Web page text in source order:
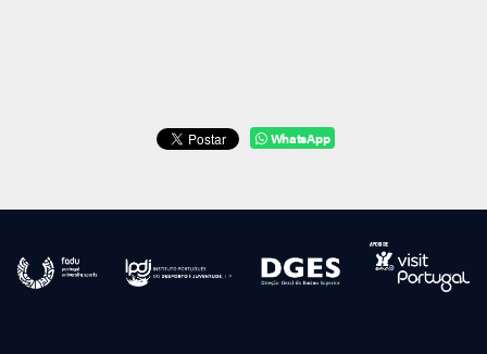
WhatsApp